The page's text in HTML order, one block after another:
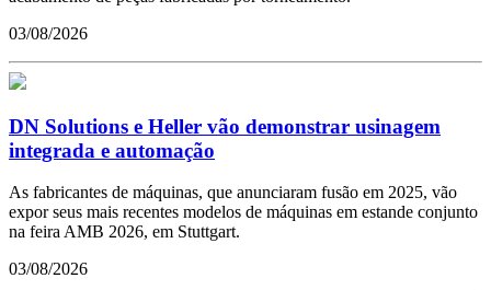
03/08/2026
DN Solutions e Heller vão demonstrar usinagem
integrada e automação
As fabricantes de máquinas, que anunciaram fusão em 2025, vão
expor seus mais recentes modelos de máquinas em estande conjunto
na feira AMB 2026, em Stuttgart.
03/08/2026